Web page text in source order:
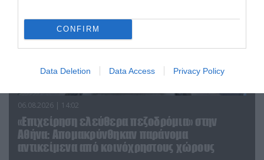
CONFIRM
Data Deletion Data Access Privacy Policy
06.08.2026 | 14:02
«Επιχείρηση ελεύθερα πεζοδρόμια» στην
Αθήνα: Απομακρύνθηκαν παράνομα
αντικείμενα από κοινόχρηστους χώρους